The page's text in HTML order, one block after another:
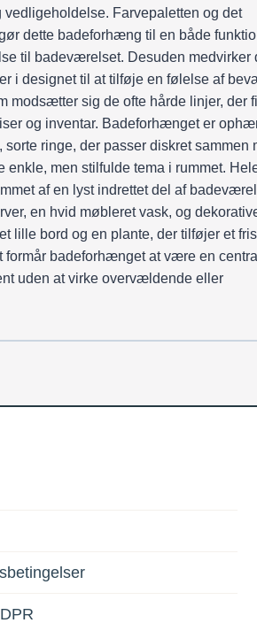
vedligeholdelse. Farvepaletten og det
dette badeforhæng til en både
til badeværelset. Desuden medvirker
i designet til at tilføje en følelse af
modsætter sig de ofte hårde linjer, der
og inventar. Badeforhænget er
ringe, der passer diskret sammen
enkle, men stilfulde tema i rummet.
af en lyst indrettet del af
en hvid møbleret vask, og
lille bord og en plante, der tilføjer et
formår badeforhænget at være en
uden at virke overvældende eller